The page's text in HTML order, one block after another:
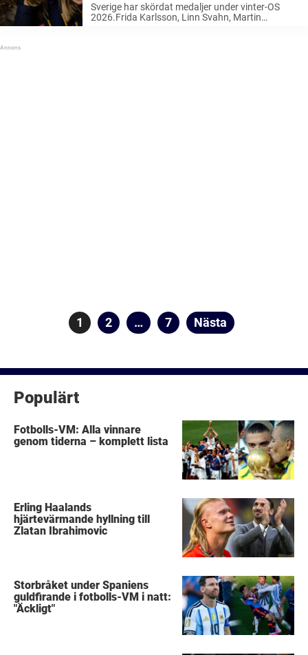
Sverige har skördat medaljer under vinter-OS
2026.Frida Karlsson, Linn Svahn, Martin
Sidnumrering
Sida
1 Sida
2 … Sida
7 Nästa
Populärt
Fotbolls-VM: Alla vinnare
genom tiderna – komplett lista
Erling Haalands
hjärtevärmande hyllning till
Zlatan Ibrahimovic
Storbråket under Spaniens
guldfirande i fotbolls-VM i natt:
"Äckligt"